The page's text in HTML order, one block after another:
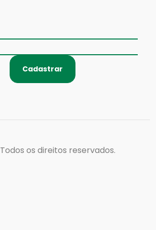
Cadastrar
Todos os direitos reservados.